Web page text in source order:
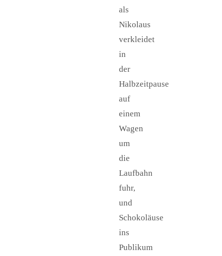
als
Nikolaus
verkleidet
in
der
Halbzeitpause
auf
einem
Wagen
um
die
Laufbahn
fuhr,
und
Schokoläuse
ins
Publikum